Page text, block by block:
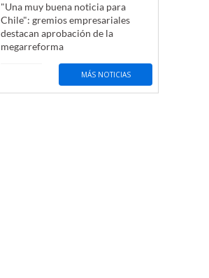
"Una muy buena noticia para
Chile": gremios empresariales
destacan aprobación de la
megarreforma
MÁS NOTICIAS